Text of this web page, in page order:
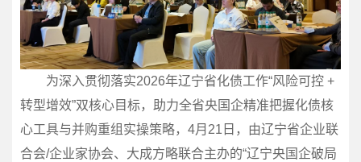
为深入贯彻落实2026年辽宁省化债工作“风险可控 +
转型增效”双核心目标，助力全省央国企精准把握化债核
心工具与并购重组实操策略，4月21日，由辽宁省企业联
合会/企业家协会、大成方略联合主办的“辽宁央国企破局